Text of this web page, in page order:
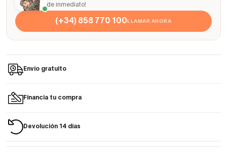
de inmediato!
(+34) 858 770 100LLAMAR AHORA
Envío gratuito
Financia tu compra
Devolución 14 días